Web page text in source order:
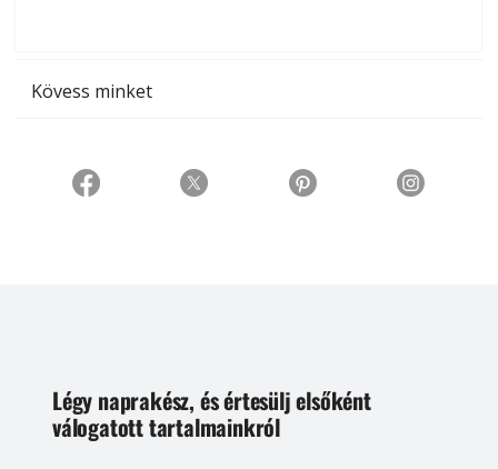
Kövess minket
Légy naprakész, és értesülj elsőként
válogatott tartalmainkról